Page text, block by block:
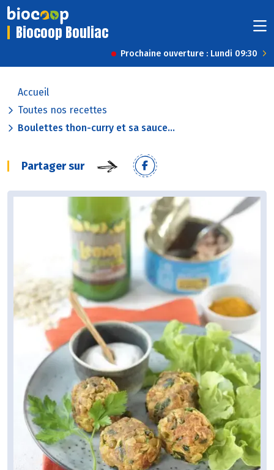
Biocoop Bouliac
Prochaine ouverture : Lundi 09:30
Accueil
Toutes nos recettes
Boulettes thon-curry et sa sauce...
Partager sur